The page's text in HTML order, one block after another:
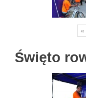
«
Święto